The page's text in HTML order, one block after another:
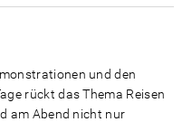
und den
rückt das Thema Reisen
am Abend nicht nur